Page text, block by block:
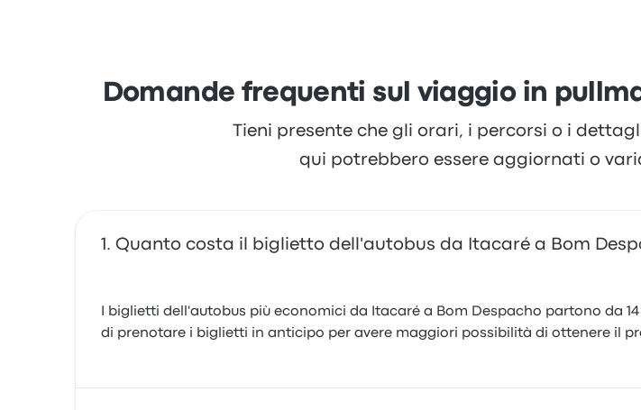
Domande frequenti sul viaggio in
Tieni presente che gli orari, i percorsi o i
qui potrebbero essere aggiornati o
Quanto costa il biglietto dell'autobus da Itacaré a Bom
I biglietti dell'autobus più economici da Itacaré a Bom Despacho partono da
di prenotare i biglietti in anticipo per avere maggiori possibilità di ottenere il